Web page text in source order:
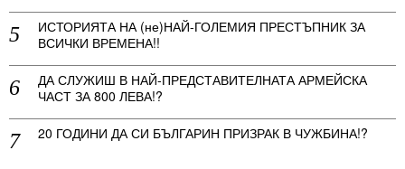
ИСТОРИЯТА НА (не)НАЙ-ГОЛЕМИЯ ПРЕСТЪПНИК ЗА
ВСИЧКИ ВРЕМЕНА!!
ДА СЛУЖИШ В НАЙ-ПРЕДСТАВИТЕЛНАТА АРМЕЙСКА
ЧАСТ ЗА 800 ЛЕВА!?
20 ГОДИНИ ДА СИ БЪЛГАРИН ПРИЗРАК В ЧУЖБИНА!?